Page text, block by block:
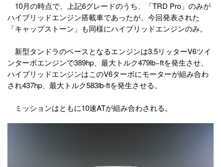
10月の時点で、上記6グレードのうち、「TRD Pro」のみが
ハイブリッドエンジン搭載車であったが、今回発表された
「キャップストーン」も同様にハイブリッドエンジンのみ。
新型タンドラのベースとなるエンジンは3.5リッターV6ツイ
ンターボエンジンで389hp、最大トルク479lb−ftを発生させ、
ハイブリッドエンジンはこのV6ターボにモーターが組み合わ
され437hp、最大トルク583lb-ftを発生させる。
ミッションはともに10速ATが組み合わされる。